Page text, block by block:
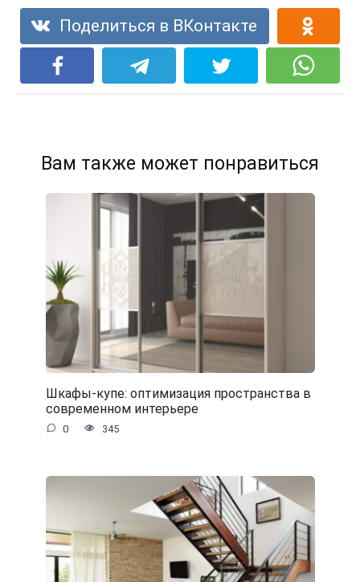
Поделиться в ВКонтакте
Вам также может понравиться
Шкафы-купе: оптимизация пространства в
современном интерьере
0 345